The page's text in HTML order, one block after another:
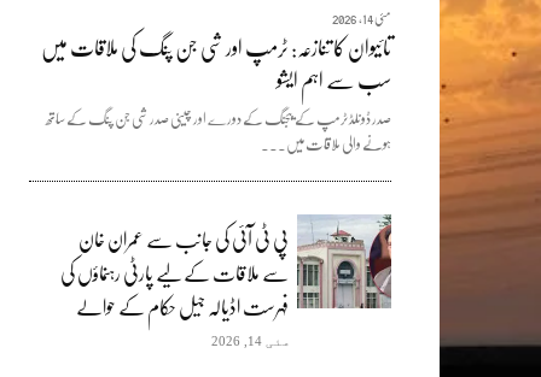
مئی 14, 2026
تائیوان کا تنازعہ: ٹرمپ اور شی جن پنگ کی ملاقات میں
سب سے اہم ایشو
صدر ڈونلڈ ٹرمپ کے بیجنگ کے دورے اور چینی صدر شی جن پنگ کے ساتھ
ہونے والی ملاقات میں...
پی ٹی آئی کی جانب سے عمران خان
سے ملاقات کے لیے پارٹی رہنماؤں کی
فہرست اڈیالہ جیل حکام کے حوالے
مئی 14, 2026